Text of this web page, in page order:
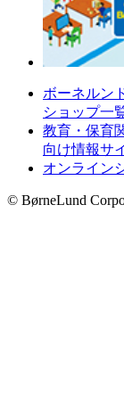
ボーネルン
ショップ一
教育・保育
向け情報サ
オンライン
© BørneLund